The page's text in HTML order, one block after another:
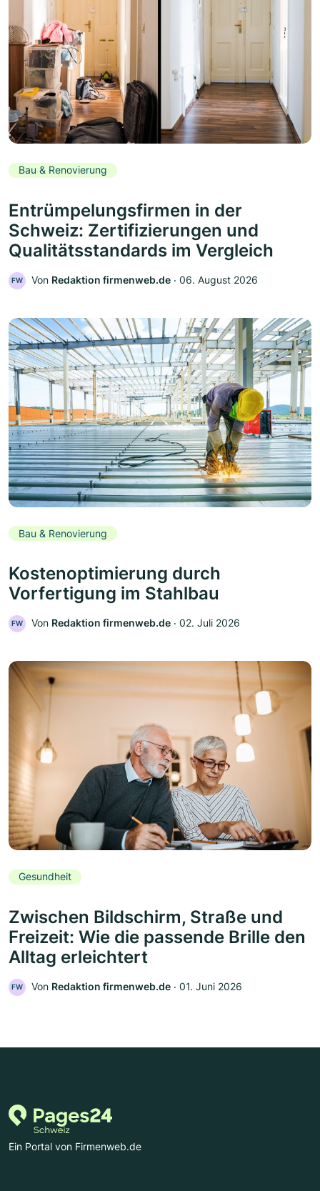
Bau & Renovierung
Entrümpelungsfirmen in der
Schweiz: Zertifizierungen und
Qualitätsstandards im Vergleich
FW Von Redaktion firmenweb.de ‧ 06. August 2026
Bau & Renovierung
Kostenoptimierung durch
Vorfertigung im Stahlbau
FW Von Redaktion firmenweb.de ‧ 02. Juli 2026
Gesundheit
Zwischen Bildschirm, Straße und
Freizeit: Wie die passende Brille den
Alltag erleichtert
FW Von Redaktion firmenweb.de ‧ 01. Juni 2026
Ein Portal von Firmenweb.de